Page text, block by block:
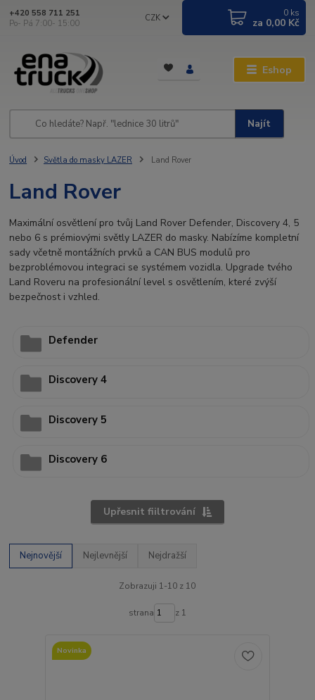
Eshop
CZK
Najít
+420 558 711 251
Po- Pá 7:00- 15:00
0 ks
za 0,00 Kč
Úvod Světla do masky LAZER Land Rover
Land Rover
Maximální osvětlení pro tvůj Land Rover Defender, Discovery 4, 5
nebo 6 s prémiovými světly LAZER do masky. Nabízíme kompletní
sady včetně montážních prvků a CAN BUS modulů pro
bezproblémovou integraci se systémem vozidla. Upgrade tvého
Land Roveru na profesionální level s osvětlením, které zvýší
bezpečnost i vzhled.
Defender
Discovery 4
Discovery 5
Discovery 6
Upřesnit fiiltrování
Nejnovější Nejlevnější Nejdražší
Zobrazuji 1-10 z 10
strana z 1
Novinka